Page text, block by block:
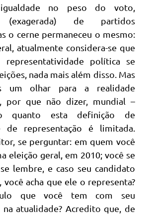
igualdade no peso do voto,
(exagerada) de partidos
o cerne permaneceu o mesmo:
atualmente considera-se que
representatividade política se
nada mais além disso. Mas
um olhar para a realidade
por que não dizer, mundial –
quanto esta definição de
de representação é limitada.
se perguntar: em quem você
eleição geral, em 2010; você se
lembre, e caso seu candidato
você acha que ele o representa?
que você tem com seu
atualidade? Acredito que, de